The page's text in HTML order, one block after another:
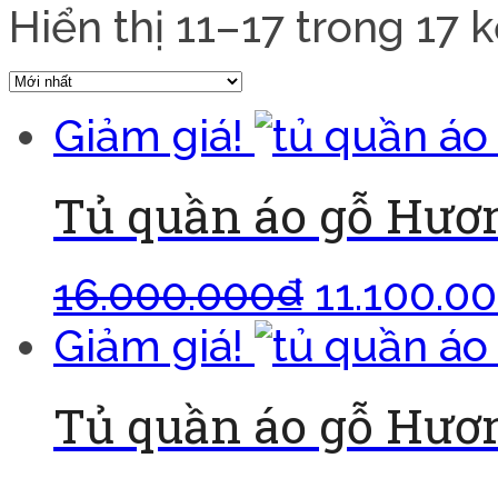
Hiển thị 11–17 trong 17
Giảm giá!
Tủ quần áo gỗ
16.000.000₫
Giảm giá!
Tủ quần áo gỗ